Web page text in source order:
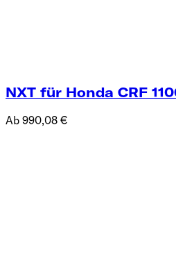
NXT für Honda CRF
Ab 990,08 €